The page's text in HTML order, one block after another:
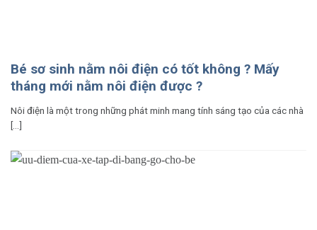
Bé sơ sinh nằm nôi điện có tốt không ? Mấy
tháng mới nằm nôi điện được ?
Nôi điện là một trong những phát minh mang tính sáng tạo của các nhà
[...]